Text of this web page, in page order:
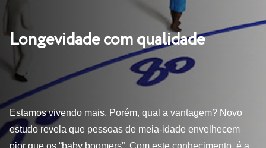
Longevidade com qualidade
Estamos vivendo mais. Porém, qual a vantagem? Novo
estudo revela que pessoas de meia-idade envelhecem